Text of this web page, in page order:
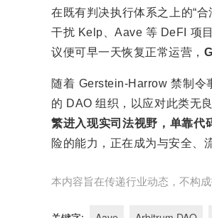
在既有判决执行体系之上的“
干扰 Kelp、Aave 等 DeFI 项
议便可早一天恢复正常运营，
随着 Gerstein-Harrow 禁制
的 DAO 组织，以应对此类无
繁进入现实司法视野，单靠代
险的能力，正在成为与安全、
本内容旨在传递行业动态，不构成